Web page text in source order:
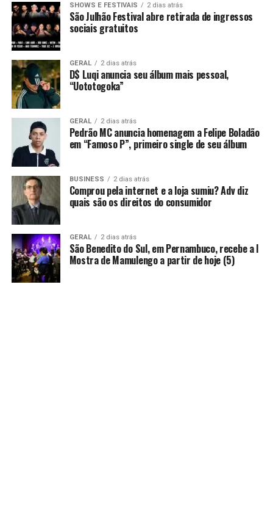
SHOWS E FESTIVAIS 2 dias atrás
São Julhão Festival abre retirada de ingressos
sociais gratuitos
GERAL 2 dias atrás
D$ Luqi anuncia seu álbum mais pessoal,
“Uototogoka”
GERAL 2 dias atrás
Pedrão MC anuncia homenagem a Felipe Boladão
em “Famoso P”, primeiro single de seu álbum
BUSINESS 2 dias atrás
Comprou pela internet e a loja sumiu? Adv diz
quais são os direitos do consumidor
GERAL 2 dias atrás
São Benedito do Sul, em Pernambuco, recebe a I
Mostra de Mamulengo a partir de hoje (5)